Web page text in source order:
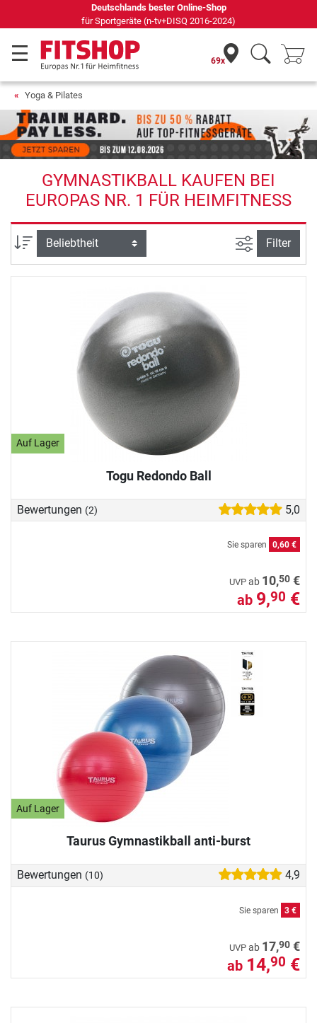
69 Fachmärkte vor Ort mit 75 eigenen Servicetechnikern
69x
Yoga & Pilates
GYMNASTIKBALL KAUFEN BEI
EUROPAS NR. 1 FÜR HEIMFITNESS
Sortierung Ansicht
Filter
Auf Lager
Togu Redondo Ball
Bewertungen (2) 5,0
Sie sparen 0,60 €
UVP ab 10,50 €
ab 9,90 €
Auf Lager
Taurus Gymnastikball anti-burst
Bewertungen (10) 4,9
Sie sparen 3 €
UVP ab 17,90 €
ab 14,90 €